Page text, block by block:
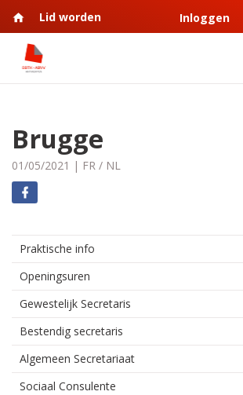
Lid worden Inloggen
Brugge
01/05/2021 | FR / NL
Praktische info
Openingsuren
Gewestelijk Secretaris
Bestendig secretaris
Algemeen Secretariaat
Sociaal Consulente